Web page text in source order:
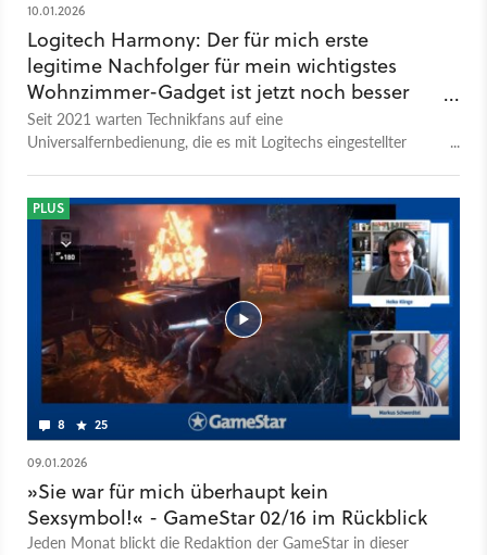
10.01.2026
Logitech Harmony: Der für mich erste
legitime Nachfolger für mein wichtigstes
Wohnzimmer-Gadget ist jetzt noch besser
geworden
Seit 2021 warten Technikfans auf eine
Universalfernbedienung, die es mit Logitechs eingestellter
8 25
PLUS
09.01.2026
»Sie war für mich überhaupt kein
Sexsymbol!« - GameStar 02/16 im Rückblick
Jeden Monat blickt die Redaktion der GameStar in dieser